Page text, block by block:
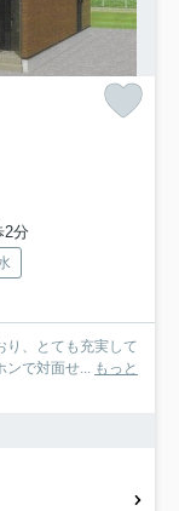
2分
り、とても充実して
ンで対面せ... もっと